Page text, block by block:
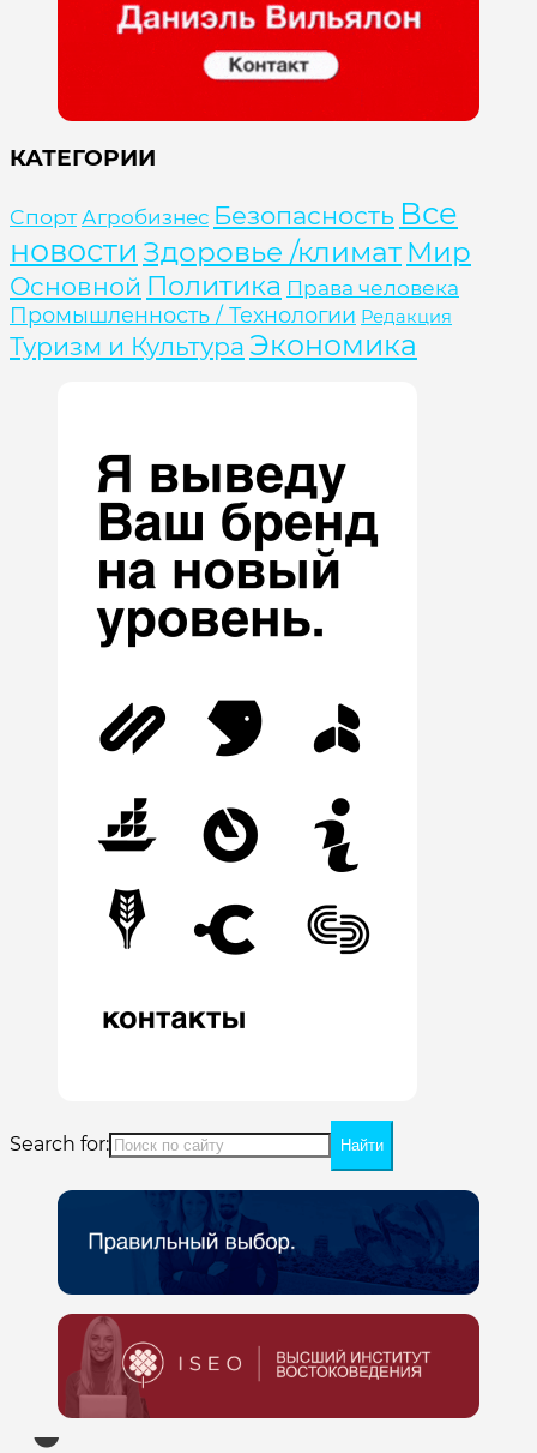
КАТЕГОРИИ
Cпорт Агробизнес Безопасность Все
новости Здоровье /климат Мир
Основной Политика Права человека
Промышленность / Технологии Редакция
Туризм и Культура Экономика
Search for: